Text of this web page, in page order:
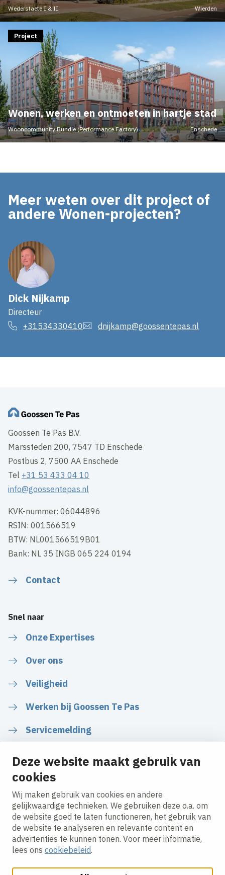
Deze website maakt gebruik van
cookies
Wij maken gebruik van cookies en andere
gelijkwaardige technieken. We gebruiken deze o.a. om
de website goed te laten functioneren, het gebruik van
de website te analyseren en relevante content en
advertenties te kunnen tonen. Voor meer informatie,
lees ons cookiebeleid.
Wederstaete I & II Wierden
Wonen, werken en ontmoeten in hartje stad
Project
Wooncommunity Bundle (Performance Factory) Enschede
Meer weten over dit project of
andere Wonen-projecten?
Dick Nijkamp
Directeur
+31534330410
dnijkamp@goossentepas.nl
Goossen Te Pas B.V.
Marssteden 200, 7547 TD Enschede
Postbus 2, 7500 AA Enschede
Tel +31 53 433 04 10
info@goossentepas.nl
KVK-nummer: 06044896
RSIN: 001566519
BTW: NL001566519B01
Bank: NL 35 INGB 065 224 0194
Contact
Snel naar
Onze Expertises
Over ons
Veiligheid
Werken bij Goossen Te Pas
Servicemelding
LinkedInInstagramFacebook